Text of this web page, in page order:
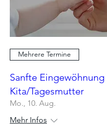
Mehrere Termine
Sanfte
Kita/Tagesmutter
Mo., 10. Aug.
Mehr Infos